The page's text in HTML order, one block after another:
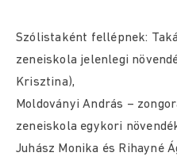
Szólistaként fellépnek:
zeneiskola jelenlegi
Krisztina),
Moldoványi András –
zeneiskola egykori
Juhász Monika és Rihayné